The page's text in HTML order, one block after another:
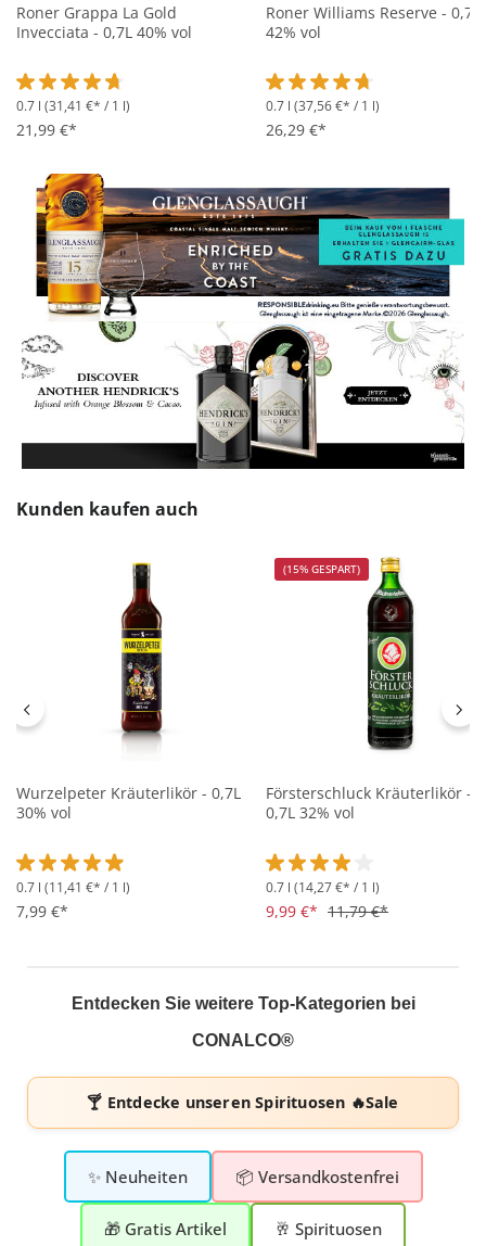
Roner Grappa La Gold
Invecciata - 0,7L 40% vol
Durchschnittliche Bewertung von 4.6 von 5 Sternen
0.7 l (31,41 €* / 1 l)
21,99 €*
Roner Williams Reserve - 0,7L
42% vol
Durchschnittliche
0.7 l (37,56 €* / 1 l)
26,29 €*
Produktgalerie überspringen
Kunden kaufen auch
Wurzelpeter Kräuterlikör - 0,7L
30% vol
Durchschnittliche Bewertung von 4.8 von 5 Sternen
0.7 l (11,41 €* / 1 l)
7,99 €*
(15% GESPART)
Försterschluck Kräuterlikör -
0,7L 32% vol
Durchschnittliche
0.7 l (14,27 €* / 1 l)
9,99 €* 11,79 €*
Entdecken Sie weitere Top-Kategorien bei
CONALCO®
🍸 Entdecke unserenSpirituosen 🔥Sale
✨ Neuheiten 📦 Versandkostenfrei
🎁 Gratis Artikel 🥂 Spirituosen